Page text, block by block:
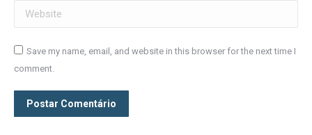
Website
Save my name, email, and website in this browser for the next time I
comment.
Postar Comentário